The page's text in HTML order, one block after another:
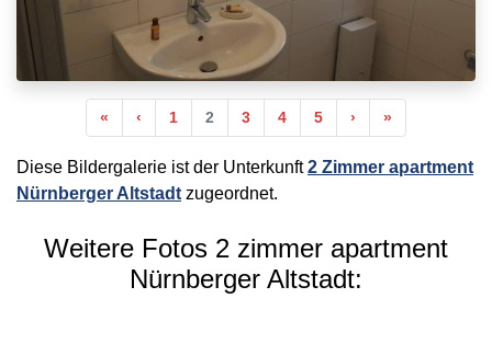
« Anfang
‹ Vorherige
1 2 3 4 5 › Nächste
»
Diese Bildergalerie ist der Unterkunft2 Zimmer apartment
Nürnberger Altstadtzugeordnet.
Weitere Fotos 2 zimmer apartment
Nürnberger Altstadt: